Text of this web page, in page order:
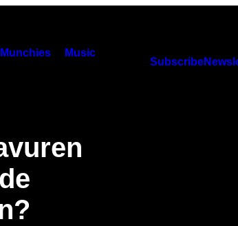
Munchies Music
Subscribe